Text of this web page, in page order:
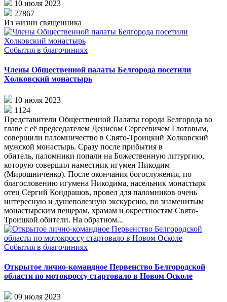
10 июля 2023
27867
Из жизни священника
События в благочиниях
Члены Общественной палаты Белгорода посетили
Холковский монастырь
10 июля 2023
1124
Представители Общественной Палаты города Белгорода во
главе с её председателем Денисом Сергеевичем Глотовым,
совершили паломничество в Свято-Троицкий Холковский
мужской монастырь. Сразу после прибытия в
обитель, паломники попали на Божественную литургию,
которую совершил наместник игумен Никодим
(Мирошниченко). После окончания богослужения, по
благословению игумена Никодима, насельник монастыря
отец Сергий Кондрашов, провел для паломников очень
интересную и душеполезную экскурсию, по знаменитым
монастырским пещерам, храмам и окрестностям Свято-
Троицкой обители. На обратном...
События в благочиниях
Открытое лично-командное Первенство Белгородской
области по мотокроссу стартовало в Новом Осколе
09 июля 2023